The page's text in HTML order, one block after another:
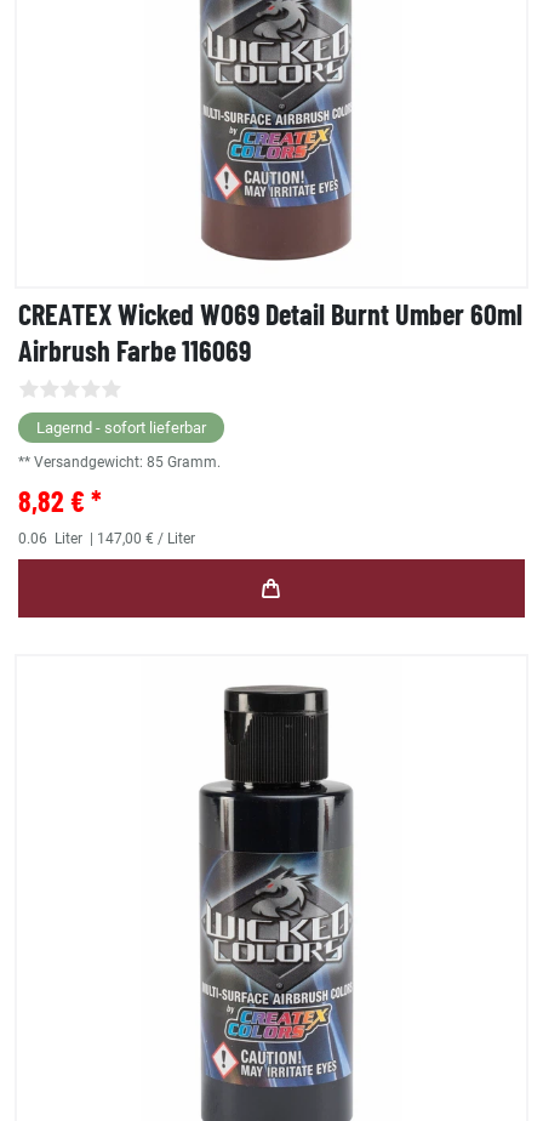
CREATEX Wicked W069 Detail Burnt Umber 60ml
Airbrush Farbe 116069
Lagernd - sofort lieferbar
** Versandgewicht: 85 Gramm.
8,82 € *
0.06 Liter | 147,00 € / Liter